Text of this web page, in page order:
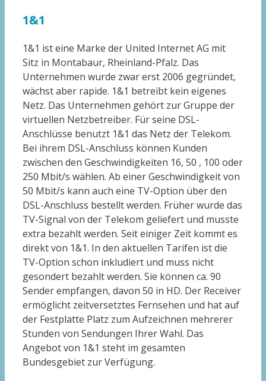
1&1
1&1 ist eine Marke der United Internet AG mit
Sitz in Montabaur, Rheinland-Pfalz. Das
Unternehmen wurde zwar erst 2006 gegründet,
wächst aber rapide. 1&1 betreibt kein eigenes
Netz. Das Unternehmen gehört zur Gruppe der
virtuellen Netzbetreiber. Für seine DSL-
Anschlüsse benutzt 1&1 das Netz der Telekom.
Bei ihrem DSL-Anschluss können Kunden
zwischen den Geschwindigkeiten 16, 50 , 100 oder
250 Mbit/s wählen. Ab einer Geschwindigkeit von
50 Mbit/s kann auch eine TV-Option über den
DSL-Anschluss bestellt werden. Früher wurde das
TV-Signal von der Telekom geliefert und musste
extra bezahlt werden. Seit einiger Zeit kommt es
direkt von 1&1. In den aktuellen Tarifen ist die
TV-Option schon inkludiert und muss nicht
gesondert bezahlt werden. Sie können ca. 90
Sender empfangen, davon 50 in HD. Der Receiver
ermöglicht zeitversetztes Fernsehen und hat auf
der Festplatte Platz zum Aufzeichnen mehrerer
Stunden von Sendungen Ihrer Wahl. Das
Angebot von 1&1 steht im gesamten
Bundesgebiet zur Verfügung.